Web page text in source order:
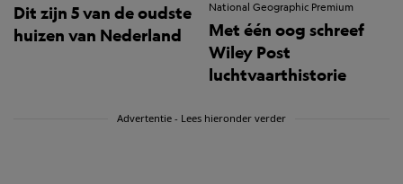
Dit zijn 5 van de oudste
huizen van Nederland
National Geographic Premium
Met één oog schreef
Wiley Post
luchtvaarthistorie
Advertentie - Lees hieronder verder